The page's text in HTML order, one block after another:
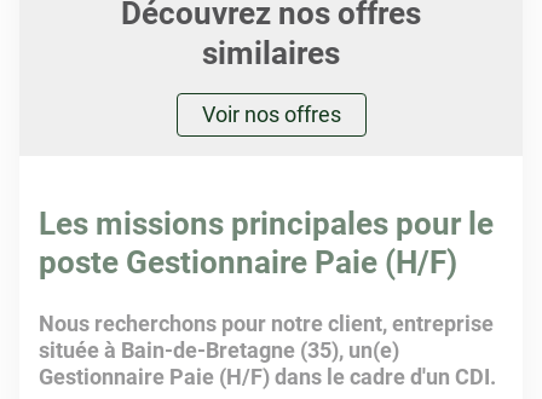
Découvrez nos offres
similaires
Voir nos offres
Les missions principales pour le
poste Gestionnaire Paie (H/F)
Nous recherchons pour notre client, entreprise
située à Bain-de-Bretagne (35), un(e)
Gestionnaire Paie (H/F) dans le cadre d'un CDI.